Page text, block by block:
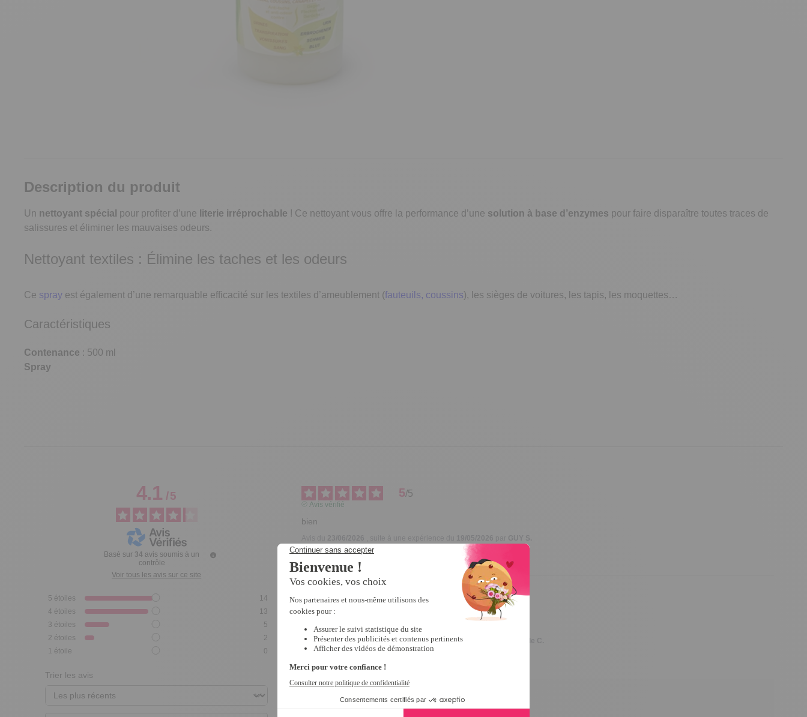
Description du produit
Un nettoyant spécial pour profiter d’une literie irréprochable ! Ce nettoyant vous offre la performance d’une solution à base d’enzymes pour faire disparaître toutes traces de
salissures et éliminer les mauvaises odeurs.
Nettoyant textiles : Élimine les taches et les odeurs
Ce spray est également d’une remarquable efficacité sur les textiles d’ameublement (fauteuils, coussins), les sièges de voitures, les tapis, les moquettes…
Caractéristiques
Contenance : 500 ml
Spray
4.1/5
Basé sur 34 avis soumis à un
contrôle
Voir tous les avis sur ce site
5 étoiles
14
4 étoiles
13
3 étoiles
5
2 étoiles
2
1 étoile 0
Trier les avis
5/5
Avis vérifié
bien
GUY S.
4
Avis du06/03/2026 , suite à une expérience du28/01/2026
Réponse detempsl.fr
Bonjour Marielle,